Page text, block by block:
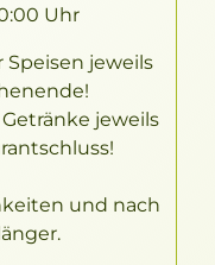
Uhr
jeweils
jeweils
und nach